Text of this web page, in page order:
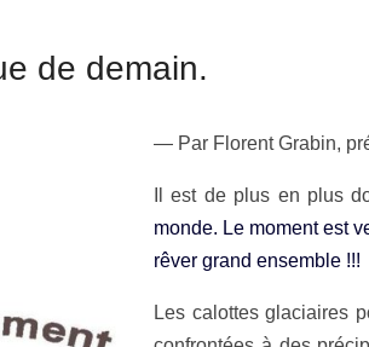
de demain.
— Par Florent Grabin,
Il est de plus en plus
monde. Le moment est
rêver grand ensemble !!!
Les calottes glaciaires